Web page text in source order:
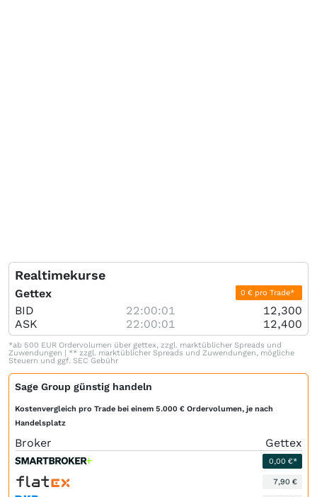
Realtimekurse
Gettex 0 € pro Trade*
BID 22:00:01
12,300
ASK
22:00:01 12,400
*ab 500 EUR Ordervolumen über gettex, zzgl. marktüblicher Spreads und
Zuwendungen | ** zzgl. marktüblicher Spreads und Zuwendungen, mögliche
Steuern und ggf. SEC Gebühr
Sage Group günstig handeln
Kostenvergleich pro Trade bei einem 5.000 € Ordervolumen, je nach
Handelsplatz
Broker Gettex
0,00 €*
7,90 €